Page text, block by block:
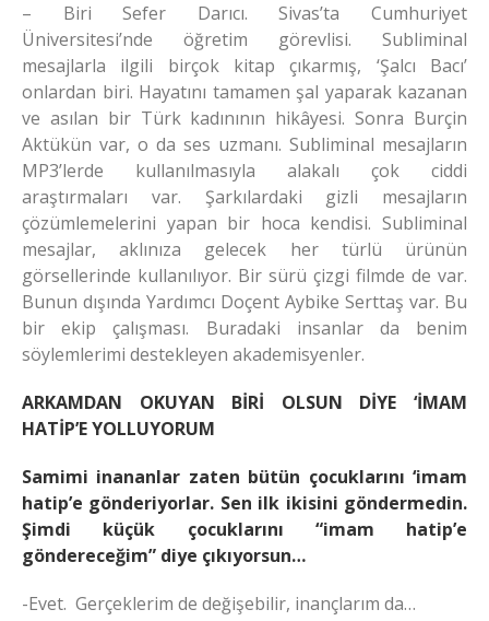
– Biri Sefer Darıcı. Sivas’ta Cumhuriyet
Üniversitesi’nde öğretim görevlisi. Subliminal
mesajlarla ilgili birçok kitap çıkarmış, ‘Şalcı Bacı’
onlardan biri. Hayatını tamamen şal yaparak kazanan
ve asılan bir Türk kadınının hikâyesi. Sonra Burçin
Aktükün var, o da ses uzmanı. Subliminal mesajların
MP3’lerde kullanılmasıyla alakalı çok ciddi
araştırmaları var. Şarkılardaki gizli mesajların
çözümlemelerini yapan bir hoca kendisi. Subliminal
mesajlar, aklınıza gelecek her türlü ürünün
görsellerinde kullanılıyor. Bir sürü çizgi filmde de var.
Bunun dışında Yardımcı Doçent Aybike Serttaş var. Bu
bir ekip çalışması. Buradaki insanlar da benim
söylemlerimi destekleyen akademisyenler.
ARKAMDAN OKUYAN BİRİ OLSUN DİYE ‘İMAM
HATİP’E YOLLUYORUM
Samimi inananlar zaten bütün çocuklarını ‘imam
hatip’e gönderiyorlar. Sen ilk ikisini göndermedin.
Şimdi küçük çocuklarını “imam hatip’e
göndereceğim” diye çıkıyorsun…
-Evet. Gerçeklerim de değişebilir, inançlarım da…